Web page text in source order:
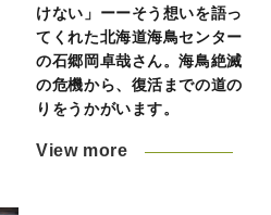
けない」ーーそう想いを語っ
てくれた北海道海鳥センター
の石郷岡卓哉さん。海鳥絶滅
の危機から、復活までの道の
りをうかがいます。
View more